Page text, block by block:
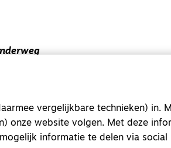
33277063
vergelijkbare technieken) in.
onze website volgen. Met deze
informatie te delen via social